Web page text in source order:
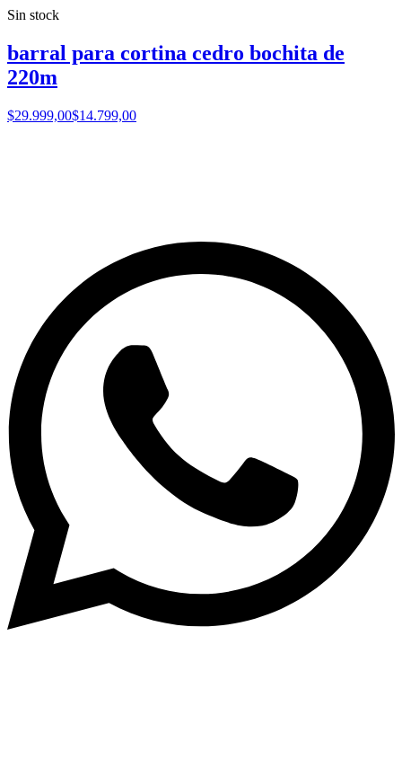
Sin stock
barral para cortina cedro bochita de
220m
$29.999,00$14.799,00